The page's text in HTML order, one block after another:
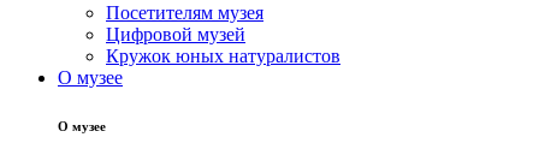
Посетителям музея
Цифровой музей
Кружок юных натуралистов
О музее
О музее